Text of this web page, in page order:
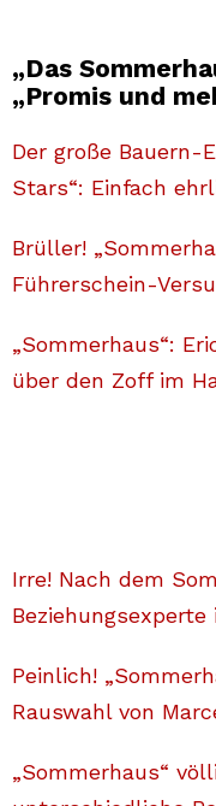
„Das
„Promis und
Der große Bauern-
Stars“: Einfach
Brüller!
Führerschein-
„Sommerhaus“:
über den Zoff im
Irre! Nach dem
Beziehungsexperte
Peinlich!
Rauswahl von
„Sommerhaus“